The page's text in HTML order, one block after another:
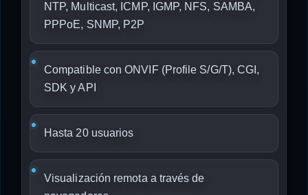
NTP, Multicast, ICMP, IGMP, NFS, SAMBA,
PPPoE, SNMP, P2P
Compatible con ONVIF (Profile S/G/T), CGI,
SDK y API
Hasta 20 usuarios
Visualización remota a través de